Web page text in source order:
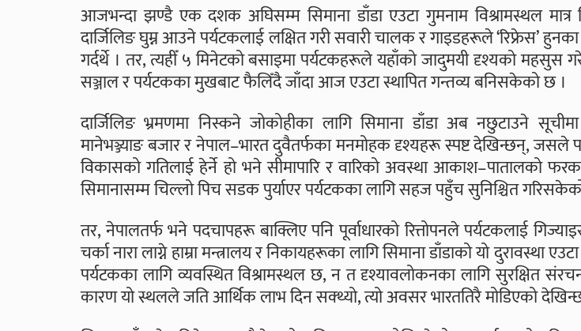
आजभन्दा झण्डै एक दशक अघिसम्म सिमाना डाँडा एउटा गुमनाम विश्रामस्थल
दार्जिलिङ घुम्न आउने पर्यटकलाई लक्षित गरी सवारी चालक र गाइडहरूले ‘रिफ्रेस’
गर्दर्थे । तर, त्यहीँ ५ मिनेटको बसाइमा पर्यटकहरूले यहाँको जादुमयी दृश्यको महसुस
सञ्जाल र पर्यटकका मुखबाट फैलिँदै जाँदा आज एउटा स्थापित गन्तव्य बनिसकेको छ ।
दार्जिलिङ भ्रमणमा निस्कने जोकोहीका लागि सिमाना डाँडा अब नछुटाउने
मानेभञ्ज्याङ बजार र नेपाल–भारत दुवैतर्फका मनमोहक दृश्यहरू स्पष्ट देखिन्छन्, जसले
विकासको गतिलाई हेर्ने हो भने सीमापारि र वारिको अवस्था आकाश–पातालको
सिमानासम्म चिल्लो पिच सडक पुर्याएर पर्यटकका लागि सहज पहुँच सुनिश्चित
तर, नेपालतर्फ भने पदचापहरू बाक्लिए पनि पूर्वाधारको रित्तोपनले पर्यटकलाई
चर्का नारा लाग्ने हाम्रा मन्त्रालय र निकायहरूका लागि सिमाना डाँडाको यो दुरावस्था
पर्यटकका लागि व्यवस्थित विश्रामस्थल छ, न त दृश्यावलोकनका लागि सुरक्षित
कारण यो स्थलले जति आर्थिक लाभ दिन सक्थ्यो, त्यो अवसर भारततिरै मोडिएको